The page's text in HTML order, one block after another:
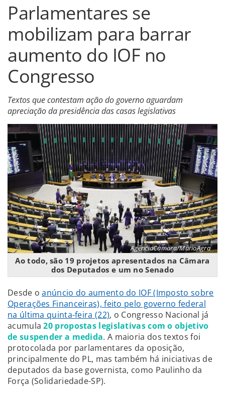
Parlamentares se
mobilizam para barrar
aumento do IOF no
Congresso
Textos que contestam ação do governo aguardam
apreciação da presidência das casas legislativas
AgênciaCâmara/MárioAgra
Ao todo, são 19 projetos apresentados na Câmara
dos Deputados e um no Senado
Desde oanúncio do aumento do IOF (Imposto sobre
Operações Financeiras), feito pelo governo federal
na última quinta-feira (22), o Congresso Nacional já
acumula20 propostas legislativas com o objetivo
de suspender a medida. A maioria dos textos foi
protocolada por parlamentares da oposição,
principalmente do PL, mas também há iniciativas de
deputados da base governista, como Paulinho da
Força (Solidariedade-SP).